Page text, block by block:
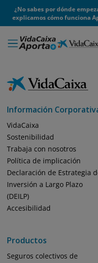
¿No sabes por dónde
explicamos cómo funciona
Información
VidaCaixa
Sostenibilidad
Trabaja con nosotros
Política de implicación
Declaración de Estrategia
Inversión a Largo Plazo
(DEILP)
Accesibilidad
Productos
Seguros colectivos de